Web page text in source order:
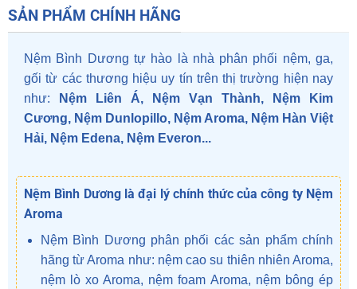
SẢN PHẨM CHÍNH HÃNG
Nệm Bình Dương tự hào là nhà phân phối nệm, ga,
gối từ các thương hiệu uy tín trên thị trường hiện nay
như:
Nệm Liên Á, Nệm Vạn Thành, Nệm Kim
Cương, Nệm Dunlopillo, Nệm Aroma, Nệm Hàn Việt
Hải, Nệm Edena, Nệm Everon...
Nệm Bình Dương là đại lý chính thức của công ty Nệm
Aroma
Nệm Bình Dương phân phối các sản phẩm chính
hãng từ Aroma như: nệm cao su thiên nhiên Aroma,
nệm lò xo Aroma, nệm foam Aroma, nệm bông ép